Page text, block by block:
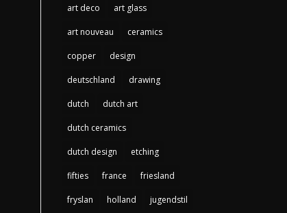
art deco art glass
art nouveau ceramics
copper design
deutschland drawing
dutch dutch art
dutch ceramics
dutch design etching
fifties france friesland
fryslan holland jugendstil